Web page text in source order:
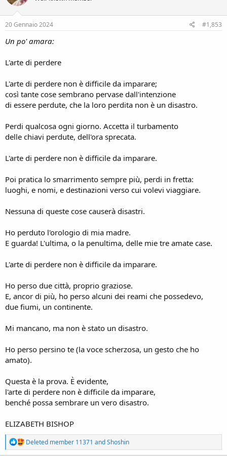
o
n
s
20 Gennaio 2024 #1,853
Un po' amara:
L'arte di perdere
L'arte di perdere non è difficile da imparare;
così tante cose sembrano pervase dall'intenzione
di essere perdute, che la loro perdita non è un disastro.
Perdi qualcosa ogni giorno. Accetta il turbamento
delle chiavi perdute, dell'ora sprecata.
L'arte di perdere non è difficile da imparare.
Poi pratica lo smarrimento sempre più, perdi in fretta:
luoghi, e nomi, e destinazioni verso cui volevi viaggiare.
Nessuna di queste cose causerà disastri.
Ho perduto l'orologio di mia madre.
E guarda! L'ultima, o la penultima, delle mie tre amate case.
L'arte di perdere non è difficile da imparare.
Ho perso due città, proprio graziose.
E, ancor di più, ho perso alcuni dei reami che possedevo,
due fiumi, un continente.
Mi mancano, ma non è stato un disastro.
Ho perso persino te (la voce scherzosa, un gesto che ho
amato).
Questa è la prova. È evidente,
l'arte di perdere non è difficile da imparare,
benché possa sembrare un vero disastro.
ELIZABETH BISHOP
R
e
Deleted member 11371 andShoshin